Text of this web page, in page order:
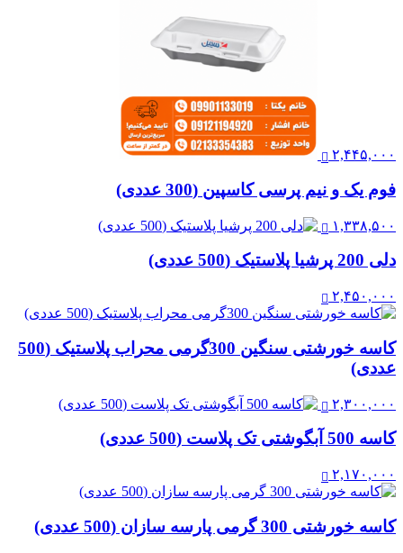
۲,۴۴۵,۰۰۰
فوم یک و نیم پرسی کاسپین (300 عددی)
۱,۳۳۸,۵۰۰
دلی 200 پرشیا پلاستیک (500 عددی)
۲,۴۵۰,۰۰۰
کاسه خورشتی سنگین 300گرمی محراب پلاستیک (500
عددی)
۲,۳۰۰,۰۰۰
کاسه 500 آبگوشتی تک پلاست (500 عددی)
۲,۱۷۰,۰۰۰
کاسه خورشتی 300 گرمی پارسه سازان (500 عددی)